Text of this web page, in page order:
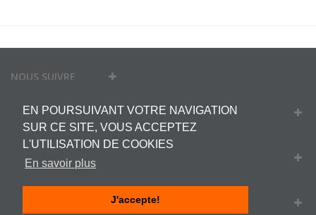
EN POURSUIVANT VOTRE NAVIGATION
SUR CE SITE, VOUS ACCEPTEZ
L'UTILISATION DE COOKIES
En savoir plus
J'accepte!
NOUS SUIVRE
MON COMPTE
INFORMATIONS
INFORMATIONS SUR VOTRE BOUTIQUE